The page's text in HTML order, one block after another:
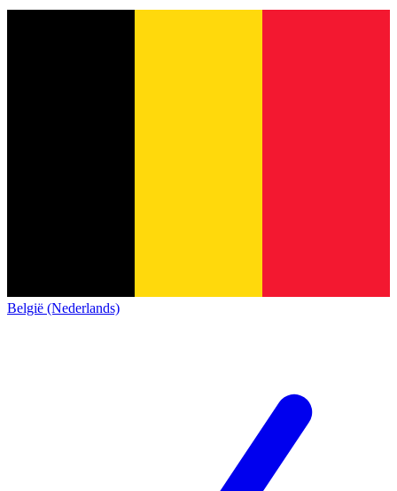
België (Nederlands)